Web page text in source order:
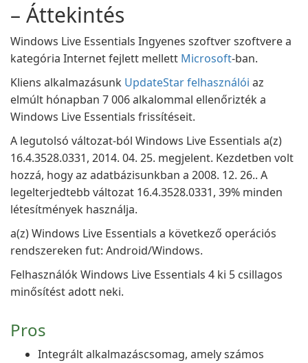
– Áttekintés
Windows Live Essentials Ingyenes szoftver szoftvere a
kategória Internet fejlett mellett Microsoft-ban.
Kliens alkalmazásunk UpdateStar felhasználói az
elmúlt hónapban 7 006 alkalommal ellenőrizték a
Windows Live Essentials frissítéseit.
A legutolsó változat-ból Windows Live Essentials a(z)
16.4.3528.0331, 2014. 04. 25. megjelent. Kezdetben volt
hozzá, hogy az adatbázisunkban a 2008. 12. 26.. A
legelterjedtebb változat 16.4.3528.0331, 39% minden
létesítmények használja.
a(z) Windows Live Essentials a következő operációs
rendszereken fut: Android/Windows.
Felhasználók Windows Live Essentials 4 ki 5 csillagos
minősítést adott neki.
Pros
Integrált alkalmazáscsomag, amely számos